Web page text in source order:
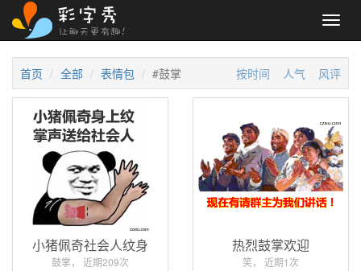
首页 全部 表情包 #鼓掌 按时间 人气 风评
小猪佩奇社会人纹身
鼓掌， 近期209次
热烈鼓掌欢迎
笑， 近期1次